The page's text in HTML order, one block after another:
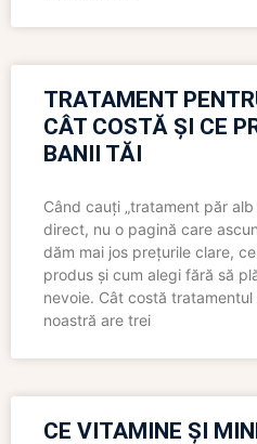
TRATAMENT
CÂT COSTĂ ȘI CE
BANII TĂI
Când cauți „tratament păr
direct, nu o pagină care
dăm mai jos prețurile clare,
produs și cum alegi fără să
nevoie. Cât costă tratamentul
noastră are trei
CE VITAMINE ȘI